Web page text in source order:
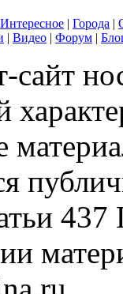
Интересное | Города |
| Видео | Форум |
437